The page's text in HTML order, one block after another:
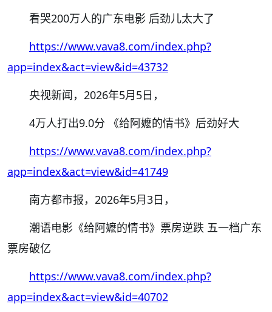
看哭200万人的广东电影 后劲儿太大了
https://www.vava8.com/index.php?
app=index&act=view&id=43732
央视新闻， 2026年5月5日，
4万人打出9.0分
《给阿嬷的情书》后劲好大
https://www.vava8.com/index.php?
app=index&act=view&id=41749
南方都市报， 2026年5月3日，
潮语电影《给阿嬷的情书》票房逆跌 五一档广东
票房破亿
https://www.vava8.com/index.php?
app=index&act=view&id=40702